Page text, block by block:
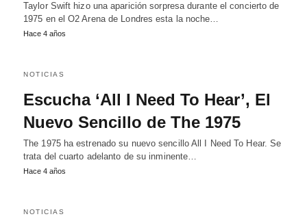
Taylor Swift hizo una aparición sorpresa durante el concierto de
1975 en el O2 Arena de Londres esta la noche…
Hace 4 años
NOTICIAS
Escucha ‘All I Need To Hear’, El
Nuevo Sencillo de The 1975
The 1975 ha estrenado su nuevo sencillo All I Need To Hear. Se
trata del cuarto adelanto de su inminente…
Hace 4 años
NOTICIAS